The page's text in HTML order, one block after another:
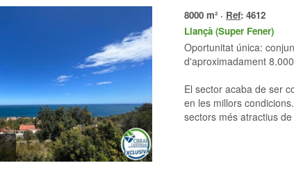
8000 m² · Ref: 4612
Llançà (Super Fener)
Oportunitat única: conjunt de 14 parcel·les urbanes en venda exclusiva, amb una superfície total
d'aproximadament
El sector acaba de ser
en les millors
sectors més atractius